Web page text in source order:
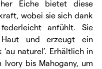
Eiche bietet diese
wobei sie sich dank
anfühlt. Sie
und erzeugt ein
naturel’. Erhältlich in
Ivory bis Mahogany, um